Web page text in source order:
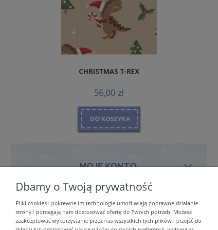
CHRISTMAS T-REX
56,00 zł
DO KOSZYKA
MOJE KONTO
PŁATNOŚCI I DOSTAWA
Dbamy o Twoją prywatność
Pliki cookies i pokrewne im technologie umożliwiają poprawne działanie
strony i pomagają nam dostosować ofertę do Twoich potrzeb. Możesz
zaakceptować wykorzystanie przez nas wszystkich tych plików i przejść do